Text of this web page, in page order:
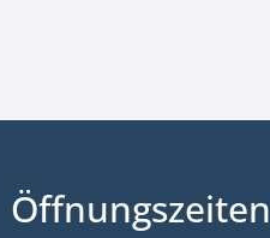
Öffnungszeiten